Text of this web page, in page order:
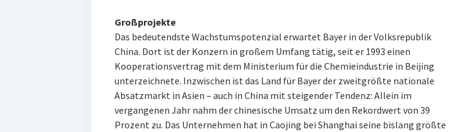
Großprojekte
Das bedeutendste Wachstumspotenzial erwartet Bayer in der Volksrepublik
China. Dort ist der Konzern in großem Umfang tätig, seit er 1993 einen
Kooperationsvertrag mit dem Ministerium für die Chemieindustrie in Beijing
unterzeichnete. Inzwischen ist das Land für Bayer der zweitgrößte nationale
Absatzmarkt in Asien – auch in China mit steigender Tendenz: Allein im
vergangenen Jahr nahm der chinesische Umsatz um den Rekordwert von 39
Prozent zu. Das Unternehmen hat in Caojing bei Shanghai seine bislang größte